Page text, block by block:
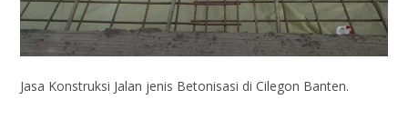
Jasa Konstruksi Jalan jenis Betonisasi di Cilegon Banten.